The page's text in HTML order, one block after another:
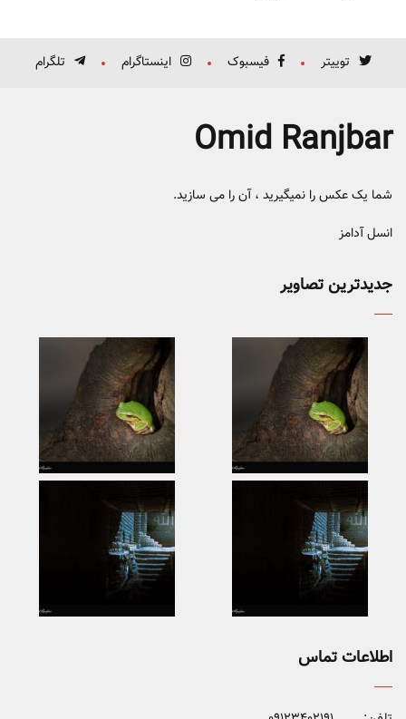
توییتر فیسبوک اینستاگرام تلگرام
Omid Ranjbar
شما یک عکس را نمیگیرید ، آن را می سازید.
انسل آدامز
جدیدترین تصاویر
اطلاعات تماس